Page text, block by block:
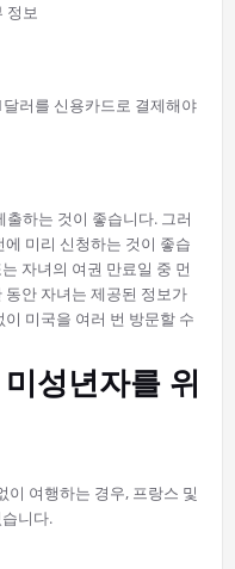
정보
러를 신용카드로 결제해야
출하는 것이 좋습니다. 그러
미리 신청하는 것이 좋습
자녀의 여권 만료일 중 먼
안 자녀는 제공된 정보가
미국을 여러 번 방문할 수
성년자를 위
이 여행하는 경우, 프랑스 및
니다.